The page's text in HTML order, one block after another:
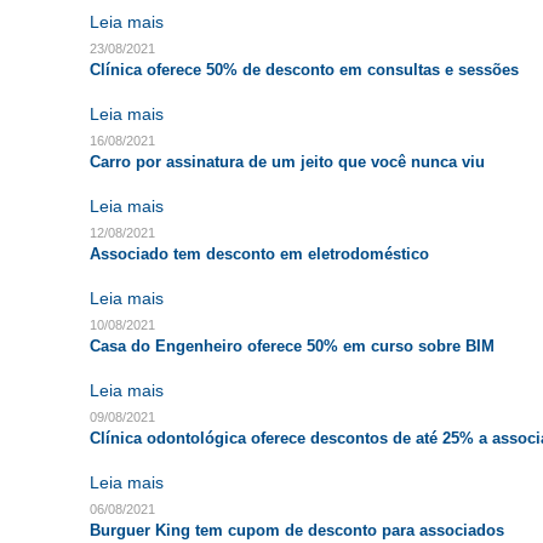
Leia mais
23/08/2021
Clínica oferece 50% de desconto em consultas e sessões
Leia mais
16/08/2021
Carro por assinatura de um jeito que você nunca viu
Leia mais
12/08/2021
Associado tem desconto em eletrodoméstico
Leia mais
10/08/2021
Casa do Engenheiro oferece 50% em curso sobre BIM
Leia mais
09/08/2021
Clínica odontológica oferece descontos de até 25% a
Leia mais
06/08/2021
Burguer King tem cupom de desconto para associados